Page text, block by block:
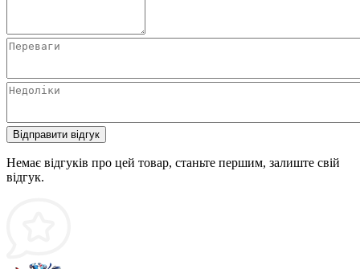
Відправити відгук
Немає відгуків про цей товар, станьте першим, залиште свій
відгук.